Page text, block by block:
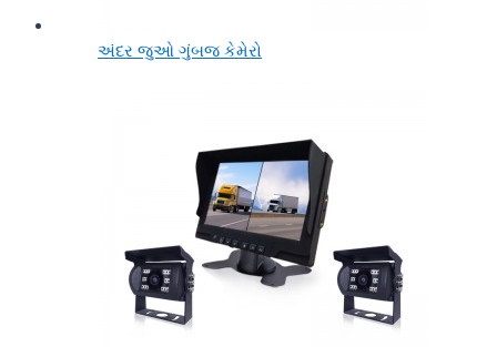
અંદર જુઓ ગુંબજ કેમેરો